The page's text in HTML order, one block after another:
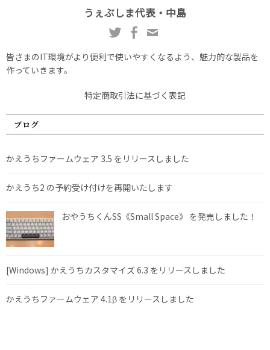
うぇぶしま代表・中島
皆さまのIT環境がより便利で使いやすくなるよう、魅力的な製品を
作っていきます。
特定商取引法に基づく表記
ブログ
かえうちファームウェア 3.5 をリリースしました
かえうち2 の予約受け付けを再開いたします
おやうちくんSS《Small Space》 を発売しました！
[Windows] かえうちカスタマイズ 6.3 をリリースしました
かえうちファームウェア 4.1β をリリースしました